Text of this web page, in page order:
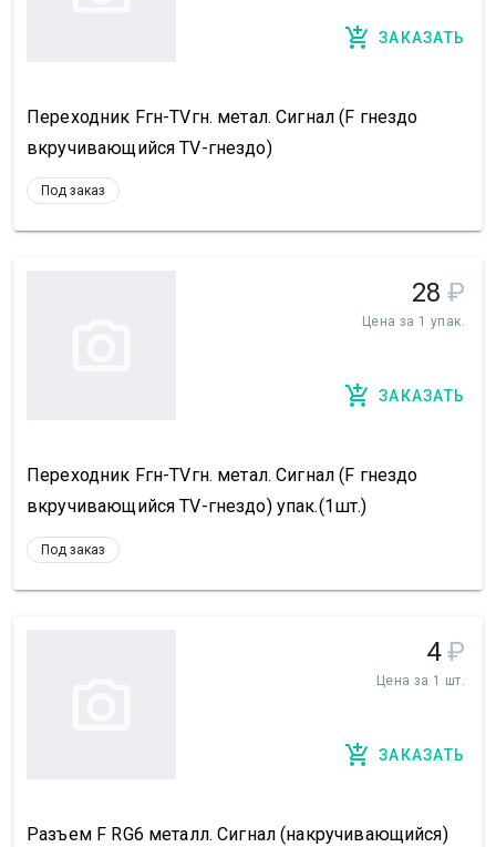
ЗАКАЗАТЬ
Переходник Fгн-TVгн. метал. Сигнал (F гнездо
вкручивающийся TV-гнездо)
Под заказ
28 ₽
Цена за 1 упак.
ЗАКАЗАТЬ
Переходник Fгн-TVгн. метал. Сигнал (F гнездо
вкручивающийся TV-гнездо) упак.(1шт.)
Под заказ
4 ₽
Цена за 1 шт.
ЗАКАЗАТЬ
Разъем F RG6 металл. Сигнал (накручивающийся)